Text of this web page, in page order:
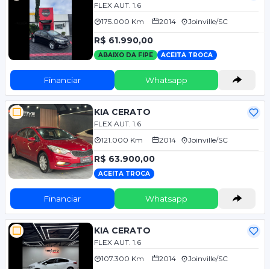
FLEX AUT. 1.6
175.000 Km
2014 Joinville/SC
R$ 61.990,00
ABAIXO DA FIPE ACEITA TROCA
Financiar Whatsapp
KIA CERATO
FLEX AUT. 1.6
121.000 Km
2014 Joinville/SC
R$ 63.900,00
ACEITA TROCA
Financiar Whatsapp
KIA CERATO
FLEX AUT. 1.6
107.300 Km
2014 Joinville/SC